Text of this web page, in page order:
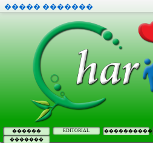
����� �������
������ EDITORIAL ����������
�������